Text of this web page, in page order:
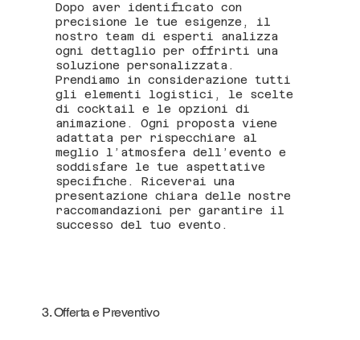
Dopo aver identificato con
precisione le tue esigenze, il
nostro team di esperti analizza
ogni dettaglio per offrirti una
soluzione personalizzata.
Prendiamo in considerazione tutti
gli elementi logistici, le scelte
di cocktail e le opzioni di
animazione. Ogni proposta viene
adattata per rispecchiare al
meglio l’atmosfera dell’evento e
soddisfare le tue aspettative
specifiche. Riceverai una
presentazione chiara delle nostre
raccomandazioni per garantire il
successo del tuo evento.
3. Offerta e Preventivo